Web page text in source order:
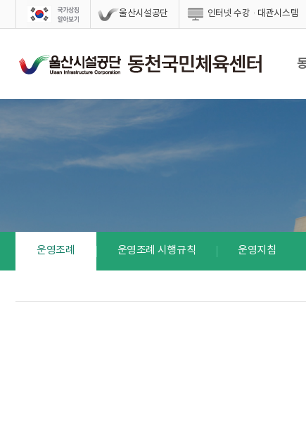
스킵네비게이션 울산시설공단 인터넷 수강·대관시스템
운영조례 운영조례 시행규칙 운영지침